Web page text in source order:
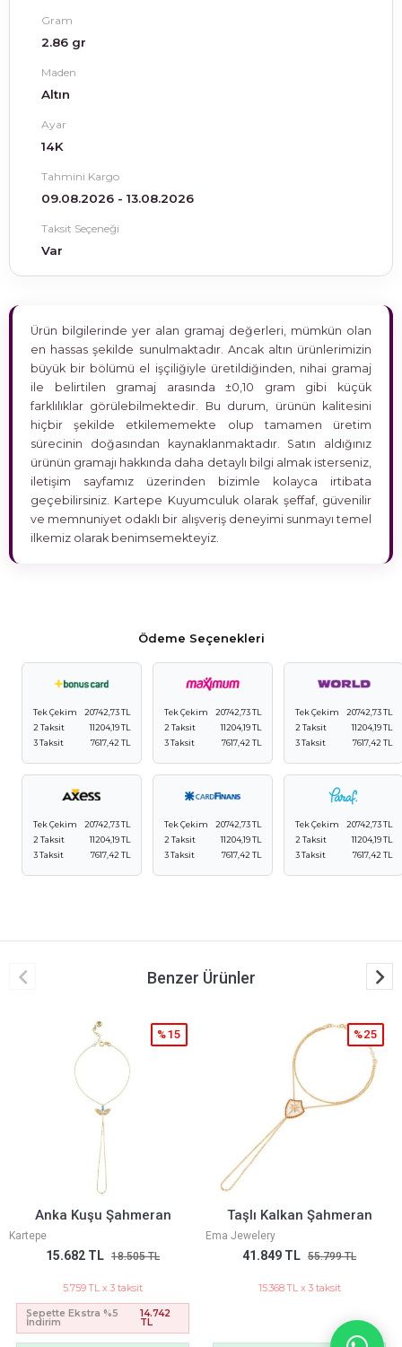
Gram
2.86 gr
Maden
Altın
Ayar
14K
Tahmini Kargo
09.08.2026 - 13.08.2026
Taksit Seçeneği
Var
Ürün bilgilerinde yer alan gramaj değerleri, mümkün olan
en hassas şekilde sunulmaktadır. Ancak altın ürünlerimizin
büyük bir bölümü el işçiliğiyle üretildiğinden, nihai gramaj
ile belirtilen gramaj arasında ±0,10 gram gibi küçük
farklılıklar görülebilmektedir. Bu durum, ürünün kalitesini
hiçbir şekilde etkilememekte olup tamamen üretim
sürecinin doğasından kaynaklanmaktadır. Satın aldığınız
ürünün gramajı hakkında daha detaylı bilgi almak isterseniz,
iletişim sayfamız üzerinden bizimle kolayca irtibata
geçebilirsiniz. Kartepe Kuyumculuk olarak şeffaf, güvenilir
ve memnuniyet odaklı bir alışveriş deneyimi sunmayı temel
ilkemiz olarak benimsemekteyiz.
Ödeme Seçenekleri
Tek Çekim
20742,73 TL
2 Taksit
11204,19 TL
3 Taksit
7617,42 TL
Tek Çekim
20742,73 TL
2 Taksit
11204,19 TL
3 Taksit
7617,42 TL
Tek Çekim
20742,73 TL
2 Taksit
11204,19 TL
3 Taksit
7617,42 TL
Tek Çekim
20742,73 TL
2 Taksit
11204,19 TL
3 Taksit
7617,42 TL
Tek Çekim
20742,73 TL
2 Taksit
11204,19 TL
3 Taksit
7617,42 TL
Tek Çekim
20742,73 TL
2 Taksit
11204,19 TL
3 Taksit
7617,42 TL
Benzer Ürünler
Taşlı Kalkan Şahmeran
Ema Jewelery
41.849 TL 55.799 TL
%25
15.368 TL x 3 taksit
Tektaş Şahmeran
Kartepe
20.743 TL 24.476 TL
%15
7.618 TL x 3 taksit
TL